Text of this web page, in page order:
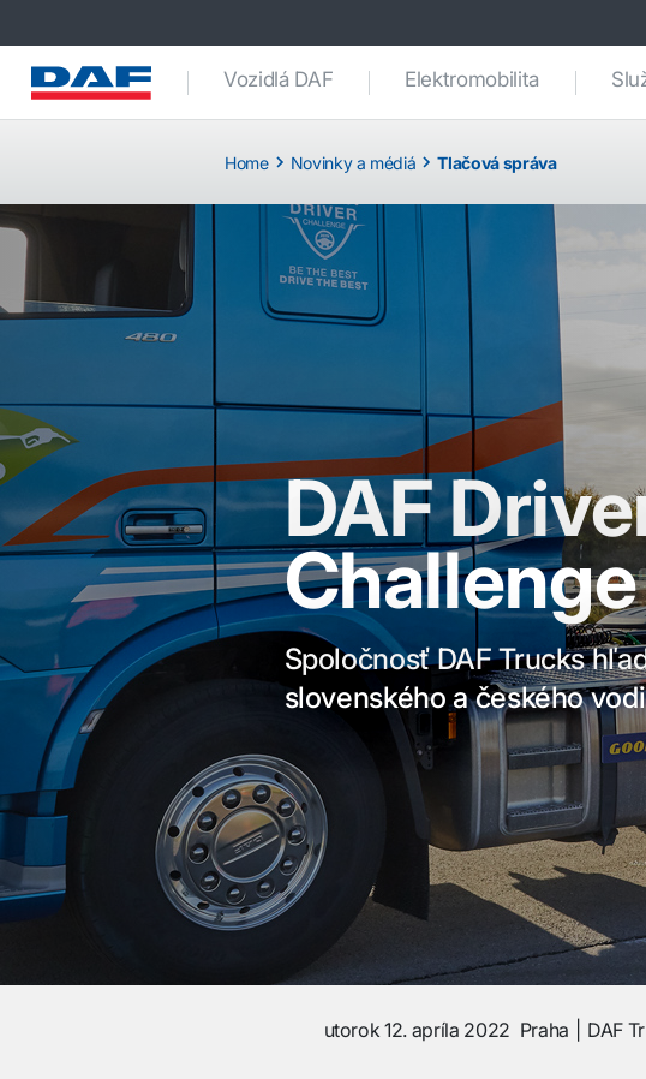
Vozidlá DAF Elektromobilita
Home Novinky a médiá Tlačová správa
DAF
Spoločnosť DAF Trucks
slovenského a českého
utorok 12. apríla 2022 Praha DAF